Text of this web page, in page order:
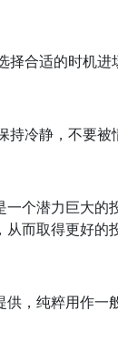
择合适的时机进
持冷静，不要被
个潜力巨大
而取得更好的
，纯粹用作一